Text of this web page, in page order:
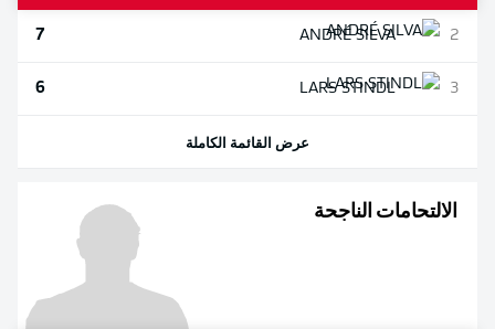
2
ANDRÉSILVA
7
3
LARSSTINDL
6
عرض القائمة الكاملة
الالتحامات الناجحة